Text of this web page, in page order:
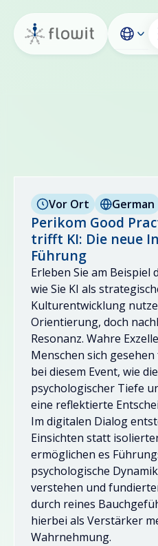
Vor Ort German
Perikom Good
trifft KI: Die neue
Führung
Erleben Sie am Beispiel
wie Sie KI als
Kulturentwicklung
Orientierung, doch
Resonanz. Wahre
Menschen sich
bei diesem Event, wie
psychologischer Tiefe
eine reflektierte
Im digitalen Dialog
Einsichten statt
ermöglichen es
psychologische
verstehen und
durch reines
hierbei als Verstärker
Wahrnehmung.